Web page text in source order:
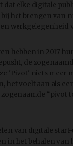
dat elke digitale
het brengen van
werkgelegenheid
hebben in 2017
de
'Pivot' niets meer
het voelt aan als
“pivot
van digitale start-
in het behalen van